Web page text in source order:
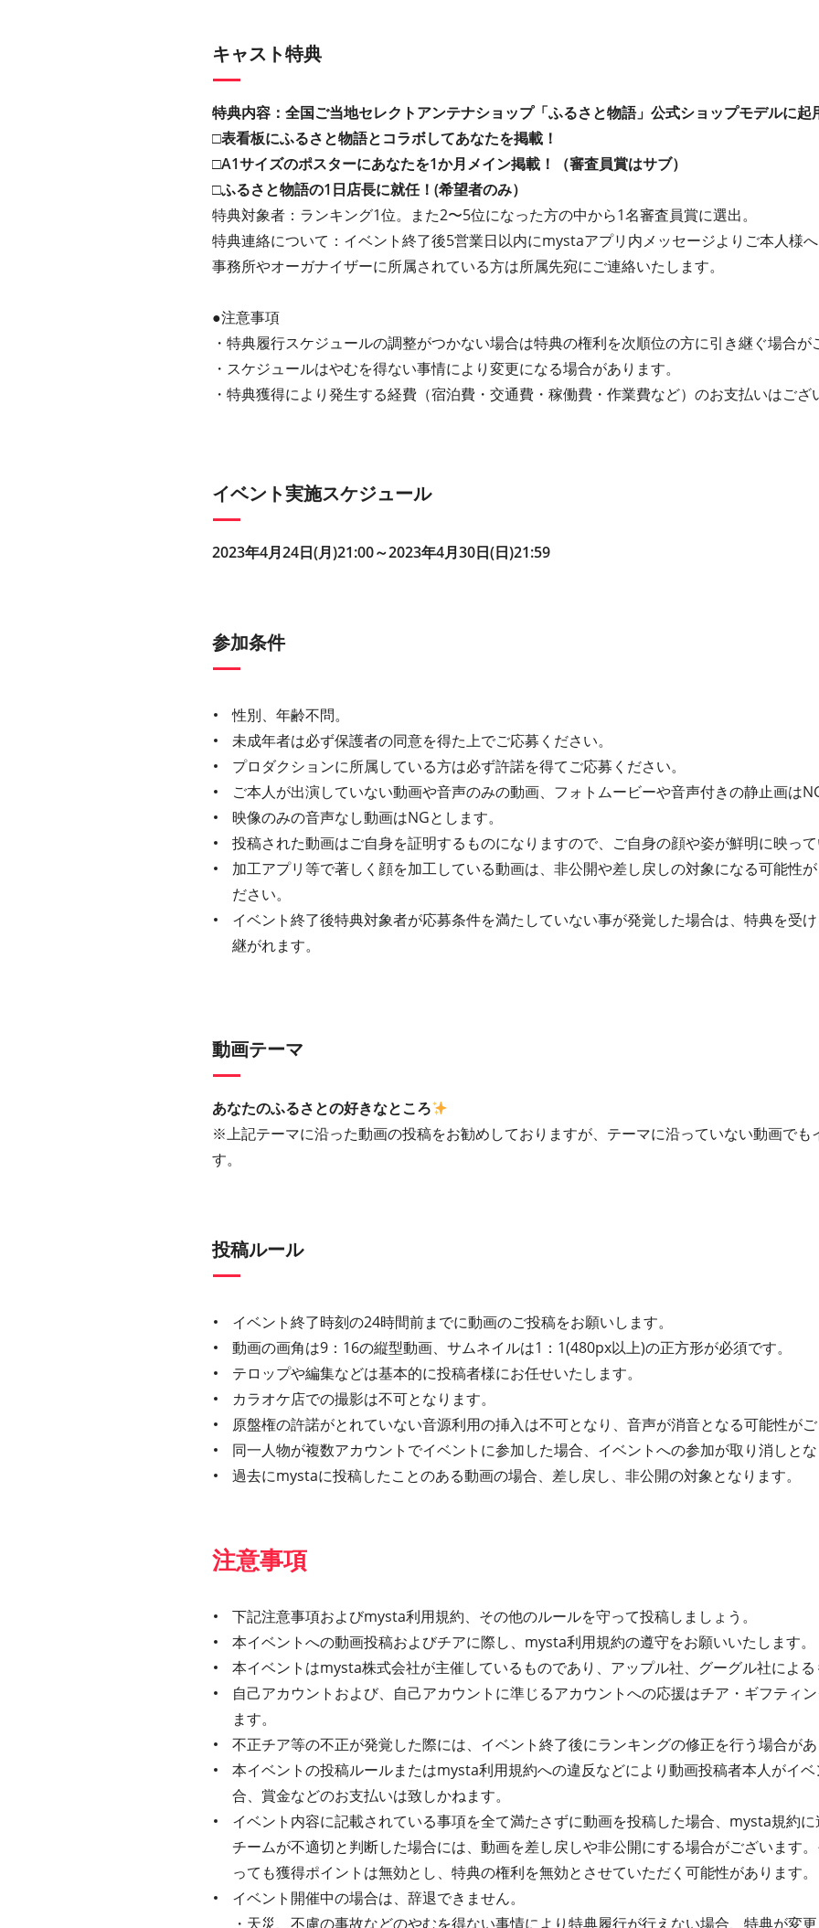
キャスト特典
特典内容：全国ご当地セレクトアンテナショップ「ふるさと物語」公式ショップモデルに起
□表看板にふるさと物語とコラボしてあなたを掲載！
□A1サイズのポスターにあなたを1か月メイン掲載！（審査員賞はサブ）
□ふるさと物語の1日店長に就任！(希望者のみ）
特典対象者：ランキング1位。また2〜5位になった方の中から1名審査員賞に選出。
特典連絡について：イベント終了後5営業日以内にmystaアプリ内メッセージよりご本人様へ
事務所やオーガナイザーに所属されている方は所属先宛にご連絡いたします。
●注意事項
・特典履行スケジュールの調整がつかない場合は特典の権利を次順位の方に引き継ぐ場合が
・スケジュールはやむを得ない事情により変更になる場合があります。
・特典獲得により発生する経費（宿泊費・交通費・稼働費・作業費など）のお支払いはござ
イベント実施スケジュール
2023年4月24日(月)21:00～2023年4月30日(日)21:59
参加条件
性別、年齢不問。
未成年者は必ず保護者の同意を得た上でご応募ください。
プロダクションに所属している方は必ず許諾を得てご応募ください。
ご本人が出演していない動画や音声のみの動画、フォトムービーや音声付きの静止画は
映像のみの音声なし動画はNGとします。
投稿された動画はご自身を証明するものになりますので、ご自身の顔や姿が鮮明に映って
加工アプリ等で著しく顔を加工している動画は、非公開や差し戻しの対象になる可能性
ださい。
イベント終了後特典対象者が応募条件を満たしていない事が発覚した場合は、特典を受
継がれます。
動画テーマ
あなたのふるさとの好きなところ
※上記テーマに沿った動画の投稿をお勧めしておりますが、テーマに沿っていない動画でも
す。
投稿ルール
イベント終了時刻の24時間前までに動画のご投稿をお願いします。
動画の画角は9：16の縦型動画、サムネイルは1：1(480px以上)の正方形が必須です。
テロップや編集などは基本的に投稿者様にお任せいたします。
カラオケ店での撮影は不可となります。
原盤権の許諾がとれていない音源利用の挿入は不可となり、音声が消音となる可能性がご
同一人物が複数アカウントでイベントに参加した場合、イベントへの参加が取り消しとな
過去にmystaに投稿したことのある動画の場合、差し戻し、非公開の対象となります。
注意事項
下記注意事項およびmysta利用規約、その他のルールを守って投稿しましょう。
本イベントへの動画投稿およびチアに際し、mysta利用規約の遵守をお願いいたします。
本イベントはmysta株式会社が主催しているものであり、アップル社、グーグル社による
自己アカウントおよび、自己アカウントに準じるアカウントへの応援はチア・ギフティ
ます。
不正チア等の不正が発覚した際には、イベント終了後にランキングの修正を行う場合があ
本イベントの投稿ルールまたはmysta利用規約への違反などにより動画投稿者本人がイ
合、賞金などのお支払いは致しかねます。
イベント内容に記載されている事項を全て満たさずに動画を投稿した場合、mysta規約
チームが不適切と判断した場合には、動画を差し戻しや非公開にする場合がございます
っても獲得ポイントは無効とし、特典の権利を無効とさせていただく可能性があります。
イベント開催中の場合は、辞退できません。
・天災、不慮の事故などのやむを得ない事情により特典履行が行えない場合、特典が変